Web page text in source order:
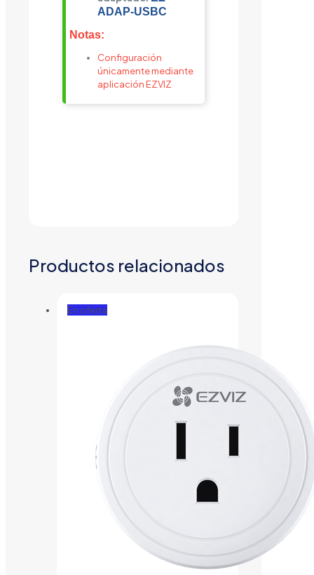
ADAP-USBC
Notas:
Configuración
únicamente mediante
aplicación EZVIZ
Productos relacionados
En oferta